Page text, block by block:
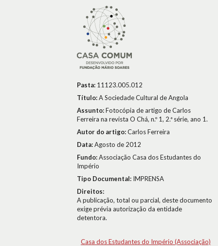
Pasta: 11123.005.012
Título:A Sociedade Cultural de Angola
Assunto:Fotocópia de artigo de Carlos
Ferreira na revista O Chá, n.º 1, 2.ª série, ano 1.
Autor do artigo:Carlos Ferreira
Data:Agosto de 2012
Fundo:Associação Casa dos Estudantes do
Império
Tipo Documental: IMPRENSA
Direitos:
A publicação, total ou parcial, deste documento
exige prévia autorização da entidade
detentora.
Casa dos Estudantes do Império (Associação)